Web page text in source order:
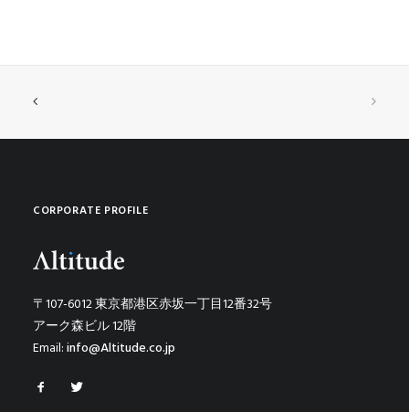
CORPORATE PROFILE
〒107-6012 東京都港区赤坂一丁目12番32号
アーク森ビル 12階
Email:info@Altitude.co.jp